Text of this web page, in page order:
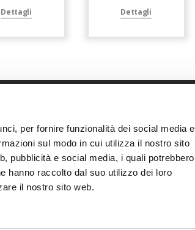
per fornire funzionalità dei social media e
sul modo in cui utilizza il nostro sito
pubblicità e social media, i quali potrebbero
hanno raccolto dal suo utilizzo dei loro
il nostro sito web.
Dettagli Dettagli
Chi siamo
I nostri brand
Eventi